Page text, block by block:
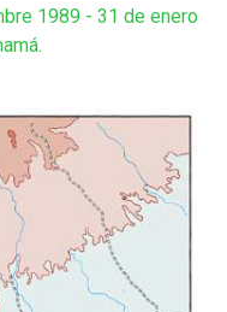
1989 - 31 de enero